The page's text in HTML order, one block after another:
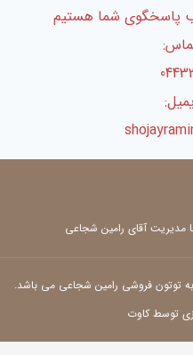
مدیریت آقای رامین شجاعی
توتون فروشی رامین شجاعی می باشد.
توسط کاوت